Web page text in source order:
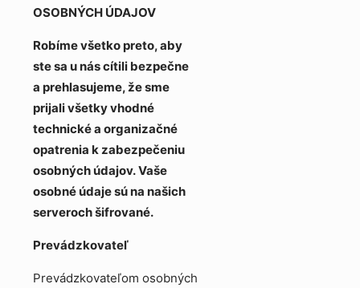
OSOBNÝCH ÚDAJOV
Robíme všetko preto, aby
ste sa u nás cítili bezpečne
a prehlasujeme, že sme
prijali všetky vhodné
technické a organizačné
opatrenia k zabezpečeniu
osobných údajov. Vaše
osobné údaje sú na našich
serveroch šifrované.
Prevádzkovateľ
Prevádzkovateľom osobných